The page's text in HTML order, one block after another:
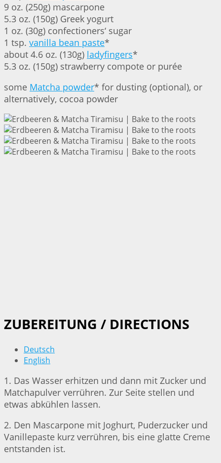
9 oz. (250g) mascarpone
5.3 oz. (150g) Greek yogurt
1 oz. (30g) confectioners‘ sugar
1 tsp. vanilla bean paste*
about 4.6 oz. (130g) ladyfingers*
5.3 oz. (150g) strawberry compote or purée
some Matcha powder* for dusting (optional), or
alternatively, cocoa powder
ZUBEREITUNG / DIRECTIONS
Deutsch
English
1. Das Wasser erhitzen und dann mit Zucker und
Matchapulver verrühren. Zur Seite stellen und
etwas abkühlen lassen.
2. Den Mascarpone mit Joghurt, Puderzucker und
Vanillepaste kurz verrühren, bis eine glatte Creme
entstanden ist.